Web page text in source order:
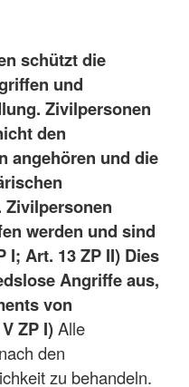
schützt die
und
Zivilpersonen
den
angehören und die
Zivilpersonen
werden und sind
I; Art. 13 ZP II) Dies
Angriffe aus,
von
ZP I)Alle
den
zu behandeln.